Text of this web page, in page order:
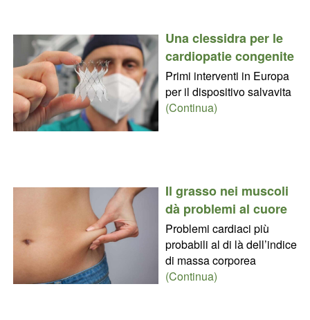
Una clessidra per le
cardiopatie congenite
Primi interventi in Europa
per il dispositivo salvavita
(Continua)
Il grasso nei muscoli
dà problemi al cuore
Problemi cardiaci più
probabili al di là dell’indice
di massa corporea
(Continua)